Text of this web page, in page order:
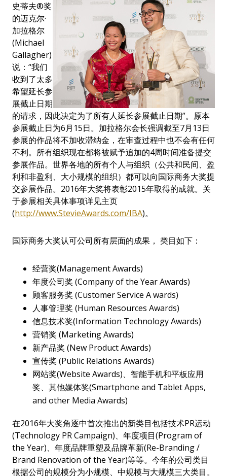
史蒂夫®奖
的迈克尔·
加拉格尔
(Michael
Gallagher)
说：“我们
收到了太多
希望延长参
展截止日期
的请求，因此决定为了所有人延长参展截止日期”。原本
参展截止日为6月15日。加拉格尔会长强调截至7月13日
参展的作品将不加收滞纳金，在审查过程中也不会有任何
不利。所有组织现在都将被赋予追加的4周时间准备提交
参展作品。世界各地的所有个人与组织（公共和民间、盈
利和非盈利、大小规模的组织）都可以向国际商务大奖提
交参展作品。2016年大奖将表彰2015年取得的成就。关
于参展相关具体事项详见主页
(http://www.StevieAwards.com/IBA)。
国际商务大奖认可公司所有层面的成果， 类目如下：
经营奖(Management Awards)
年度公司奖 (Company of the Year Awards)
顾客服务奖 (Customer Service A wards)
人事管理奖 (Human Resources Awards)
信息技术奖(Information Technology Awards)
营销奖 (Marketing Awards)
新产品奖 (New Product Awards)
宣传奖 (Public Relations Awards)
网站奖(Website Awards)、智能手机和平板应用
奖、其他媒体奖(Smartphone and Tablet Apps,
and other Media Awards)
在2016年大奖角逐中首次推出的新类目包括技术PR运动
(Technology PR Campaign)、年度项目(Program of
the Year)、年度品牌重塑及品牌革新(Re-Branding /
Brand Renovation of the Year)等等。今年的公司类目
根据公司的规模分为小规模、中规模与大规模三大类目。